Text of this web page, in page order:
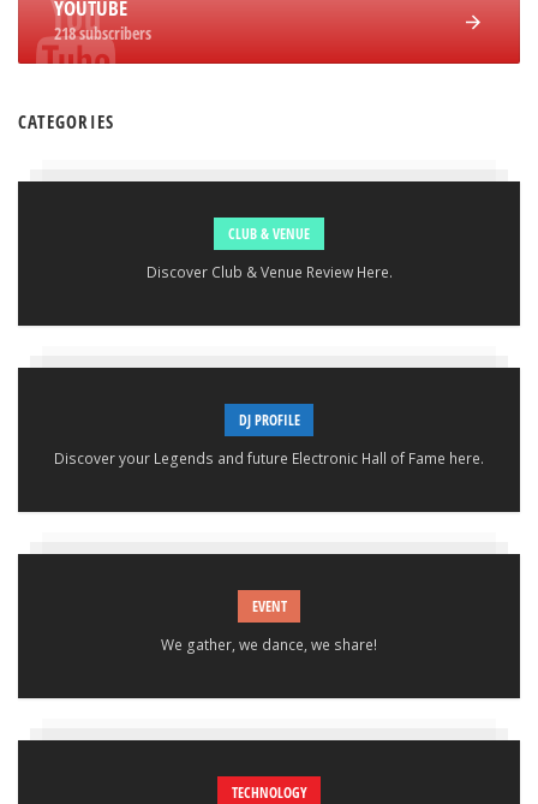
YOUTUBE
218 subscribers
CATEGORIES
CLUB & VENUE
Discover Club & Venue Review Here.
DJ PROFILE
Discover your Legends and future Electronic Hall of Fame here.
EVENT
We gather, we dance, we share!
TECHNOLOGY